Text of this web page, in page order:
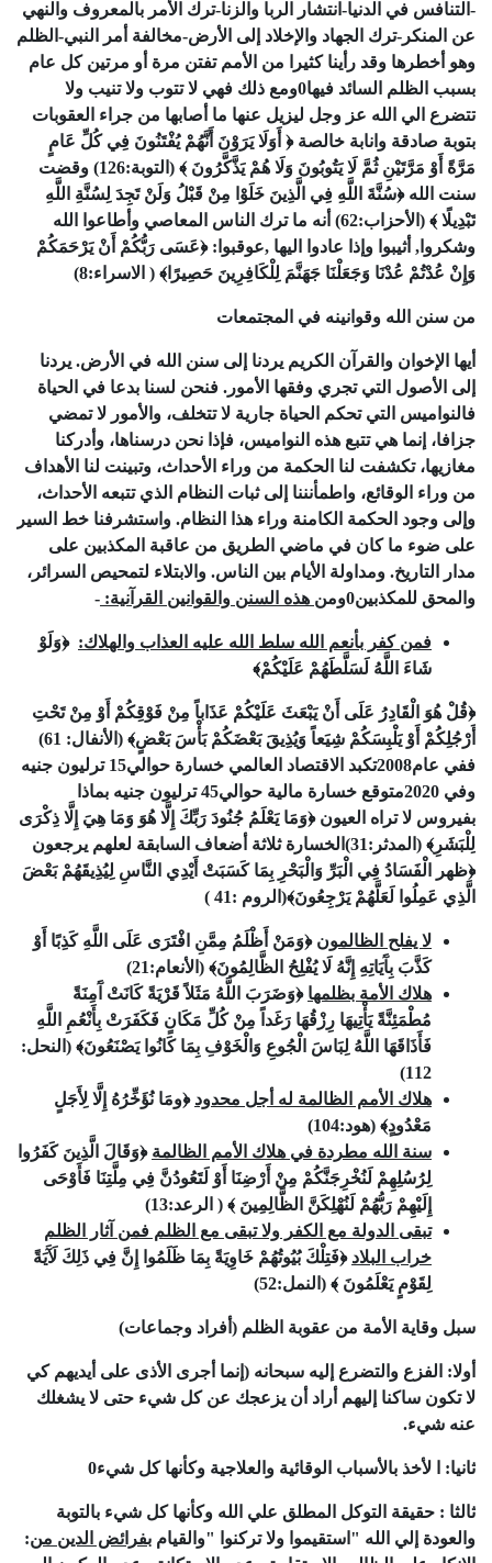
-التنافس في الدنيا-انتشار الربا والزنا-ترك الأمر بالمعروف والنهي
عن المنكر-ترك الجهاد والإخلاد إلى الأرض-مخالفة أمر النبي- الظلم
وهو أخطرها وقد رأينا كثيرا من الأمم تفتن مرة أو مرتين كل عام
بسبب الظلم السائد فيها0ومع ذلك فهي لا تتوب ولا تنيب ولا
تتضرع الي الله عز وجل ليزيل عنها ما أصابها من جراء العقوبات
بتوبة صادقة وانابة خالصة ﴿ أَوَلَا يَرَوْنَ أَنَّهُمْ يُفْتَنُونَ فِي كُلِّ عَامٍ
مَرَّةً أَوْ مَرَّتَيْنِ ثُمَّ لَا يَتُوبُونَ وَلَا هُمْ يَذَّكَّرُونَ ﴾ (التوبة:126
) وقضت
سنت الله ﴿سُنَّةَ اللَّهِ فِي الَّذِينَ خَلَوْا مِنْ قَبْلُ وَلَنْ تَجِدَ لِسُنَّةِ اللَّهِ
تَبْدِيلًا ﴾ (الأحزاب:62
) أنه ما ترك الناس المعاصي وأطاعوا الله
وشكروا, أثيبوا وإذا عادوا اليها ,عوقبوا: ﴿عَسَى رَبُّكُمْ أَنْ يَرْحَمَكُمْ
وَإِنْ عُدْتُمْ عُدْنَا وَجَعَلْنَا جَهَنَّمَ لِلْكَافِرِينَ حَصِيرًا﴾ ( الاسراء:8
)
من سنن الله وقوانينه في المجتمعات
أيها الإخوان والقرآن الكريم يردنا إلى سنن الله في الأرض. يردنا
إلى الأصول التي تجري وفقها الأمور. فنحن لسنا بدعا في الحياة
فالنواميس التي تحكم الحياة جارية لا تتخلف، والأمور لا تمضي
جزافا، إنما هي تتبع هذه النواميس، فإذا نحن درسناها، وأدركنا
مغازيها، تكشفت لنا الحكمة من وراء الأحداث، وتبينت لنا الأهداف
من وراء الوقائع، واطمأنننا إلى ثبات النظام الذي تتبعه الأحداث،
وإلى وجود الحكمة الكامنة وراء هذا النظام. واستشرفنا خط السير
على ضوء ما كان في ماضي الطريق من عاقبة المكذبين على
مدار التاريخ. ومداولة الأيام بين الناس. والابتلاء لتمحيص السرائر،
والمحق للمكذبين0ومن هذه السنن والقوانين القرآنية: -
فمن كفر بأنعم الله سلط الله عليه العذاب والهلاك: ﴿وَلَوْ
شَاءَ اللَّهُ لَسَلَّطَهُمْ عَلَيْكُمْ﴾
﴿قُلْ هُوَ الْقَادِرُ عَلَى أَنْ يَبْعَثَ عَلَيْكُمْ عَذَاباً مِنْ فَوْقِكُمْ أَوْ مِنْ تَحْتِ
أَرْجُلِكُمْ أَوْ يَلْبِسَكُمْ شِيَعاً وَيُذِيقَ بَعْضَكُمْ بَأْسَ بَعْضٍ﴾ (الأنفال: 61
)
ففي عام2008تكبد الاقتصاد العالمي خسارة حوالي15 ترليون جنيه
وفي 2020متوقع خسارة مالية حوالي45ترليون جنيه بماذا
بفيروس لا تراه العيون ﴿وَمَا يَعْلَمُ جُنُودَ رَبِّكَ إِلَّا هُوَ وَمَا هِيَ إِلَّا ذِكْرَى
لِلْبَشَرِ﴾ (المدثر:31
) الخسارة ثلاثة أضعاف السابقة لعلهم يرجعون
﴿ظهر الْفَسَادُ فِي الْبَرِّ وَالْبَحْرِ بِمَا كَسَبَتْ أَيْدِي النَّاسِ لِيُذِيقَهُمْ بَعْضَ
الَّذِي عَمِلُوا لَعَلَّهُمْ يَرْجِعُونَ﴾(الروم :41
)
لا يفلح الظالمون ﴿وَمَنْ أَظْلَمُ مِمَّنِ افْتَرَى عَلَى اللَّهِ كَذِبًا أَوْ
كَذَّبَ بِآَيَاتِهِ إِنَّهُ لَا يُفْلِحُ الظَّالِمُونَ﴾ (الأنعام:
21
)
هلاك الأمة بظلمها ﴿وَضَرَبَ اللَّهُ مَثَلاً قَرْيَةً كَانَتْ آَمِنَةً
مُطْمَئِنَّةً يَأْتِيهَا رِزْقُهَا رَغَداً مِنْ كُلِّ مَكَانٍ فَكَفَرَتْ بِأَنْعُمِ اللَّهِ
فَأَذَاقَهَا اللَّهُ لِبَاسَ الْجُوعِ وَالْخَوْفِ بِمَا كَانُوا يَصْنَعُونَ﴾ (النحل:
112
)
هلاك الأمم الظالمة له أجل محدود ﴿ومَا نُؤَخِّرُهُ إِلَّا لِأَجَلٍ
مَعْدُودٍ﴾ (هود:104
)
سنة الله مطردة في هلاك الأمم الظالمة ﴿وَقَالَ الَّذِينَ كَفَرُوا
لِرُسُلِهِمْ لَنُخْرِجَنَّكُمْ مِنْ أَرْضِنَا أَوْ لَتَعُودُنَّ فِي مِلَّتِنَا فَأَوْحَى
إِلَيْهِمْ رَبُّهُمْ لَنُهْلِكَنَّ الظَّالِمِينَ ﴾ ( الرعد:13
)
تبقى الدولة مع الكفر ولا تبقى مع الظلم فمن آثار الظلم
خراب البلاد ﴿فَتِلْكَ بُيُوتُهُمْ خَاوِيَةً بِمَا ظَلَمُوا إِنَّ فِي ذَلِكَ لَآَيَةً
لِقَوْمٍ يَعْلَمُونَ ﴾ (النمل:52
)
سبل وقاية الأمة من عقوبة الظلم (أفراد وجماعات)
أولا: الفزع والتضرع إليه سبحانه ( إنما أجرى الأذى على أيديهم كي
لا تكون ساكنا إليهم أراد أن يزعجك عن كل شيء حتى لا يشغلك
عنه شيء.
ثانيا: ا لأخذ بالأسباب الوقائية والعلاجية وكأنها كل شيء0
ثالثا : حقيقة التوكل المطلق علي الله وكأنها كل شيء بالتوبة
والعودة إلي الله "استقيموا ولا تركنوا "والقيام بفرائض الدين من: